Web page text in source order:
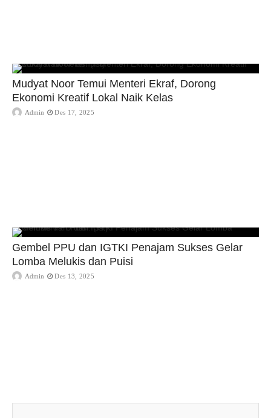
Mudyat Noor Temui Menteri Ekraf, Dorong
Ekonomi Kreatif Lokal Naik Kelas
Admin Des 17, 2025
Gembel PPU dan IGTKI Penajam Sukses Gelar
Lomba Melukis dan Puisi
Admin Des 13, 2025